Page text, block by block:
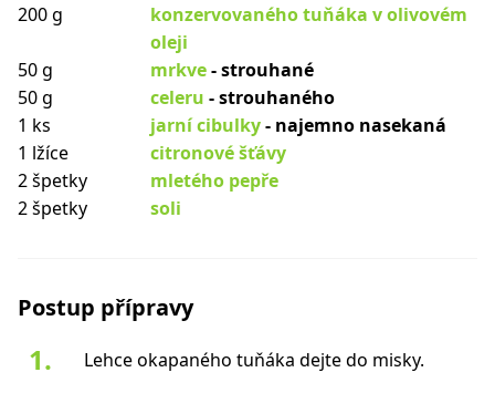
200 g
konzervovaného tuňáka v olivovém
oleji
50 g
mrkve- strouhané
50 g
celeru - strouhaného
1 ks
jarní cibulky- najemno nasekaná
1 lžíce
citronové šťávy
2 špetky
mletého pepře
2 špetky
soli
Postup přípravy
Lehce okapaného tuňáka dejte do misky.